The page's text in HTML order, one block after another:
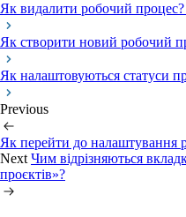
Як видалити робочий
Як створити новий робочий
Як налаштовуються статуси
Previous
Як перейти до налаштування
Next Чим відрізняються
проєктів»?